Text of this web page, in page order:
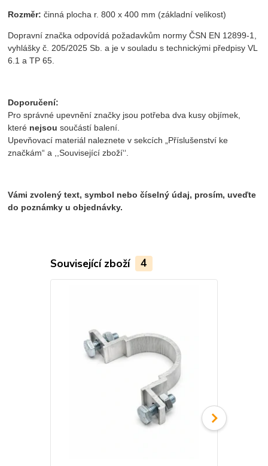
Rozměr: činná plocha r. 800 x 400 mm (základní velikost)
Dopravní značka odpovídá požadavkům normy ČSN EN 12899-1,
vyhlášky č. 205/2025 Sb. a je v souladu s technickými předpisy VL
6.1 a TP 65.
Doporučení:
Pro správné upevnění značky jsou potřeba dva kusy objímek,
které nejsou součástí balení.
Upevňovací materiál naleznete v sekcích „Příslušenství ke
značkám“ a ,,Související zboží‘‘.
Vámi zvolený text, symbol nebo číselný údaj, prosím, uveďte
do poznámky u objednávky.
Související zboží 4